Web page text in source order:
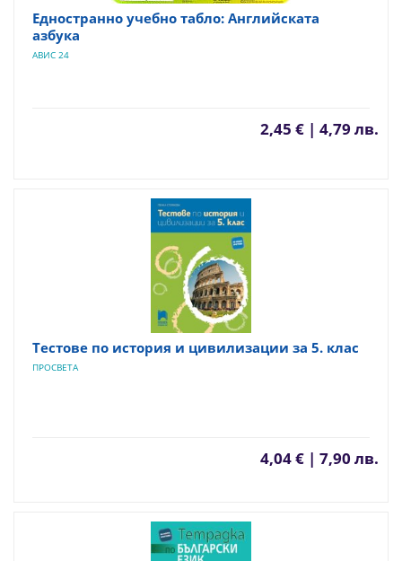
Едностранно учебно табло: Английската
азбука
АВИС 24
2,45 € | 4,79 лв.
Тестове по история и цивилизации за 5. клас
ПРОСВЕТА
4,04 € | 7,90 лв.